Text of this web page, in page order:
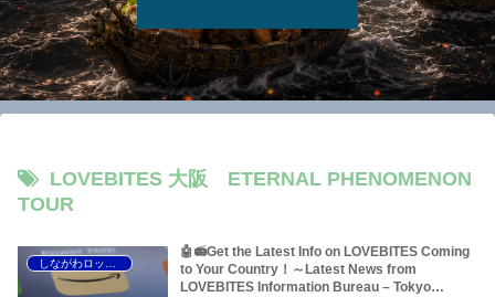
LOVEBITES 大阪 ETERNAL PHENOMENON
TOUR
🤖📻Get the Latest Info on LOVEBITES Coming
to Your Country！～Latest News from
LOVEBITES Information Bureau – Tokyo